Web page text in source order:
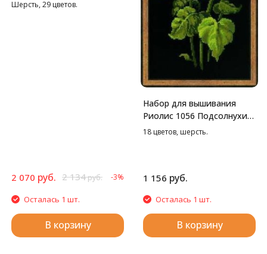
Шерсть, 29 цветов.
2 070 руб. 2 134руб. -3%
Осталась 1 шт.
В корзину
Набор для вышивания
Риолис 1056 Подсолнухи
на черной канве, 25*50 см
18 цветов, шерсть.
1 156 руб.
Осталась 1 шт.
В корзину